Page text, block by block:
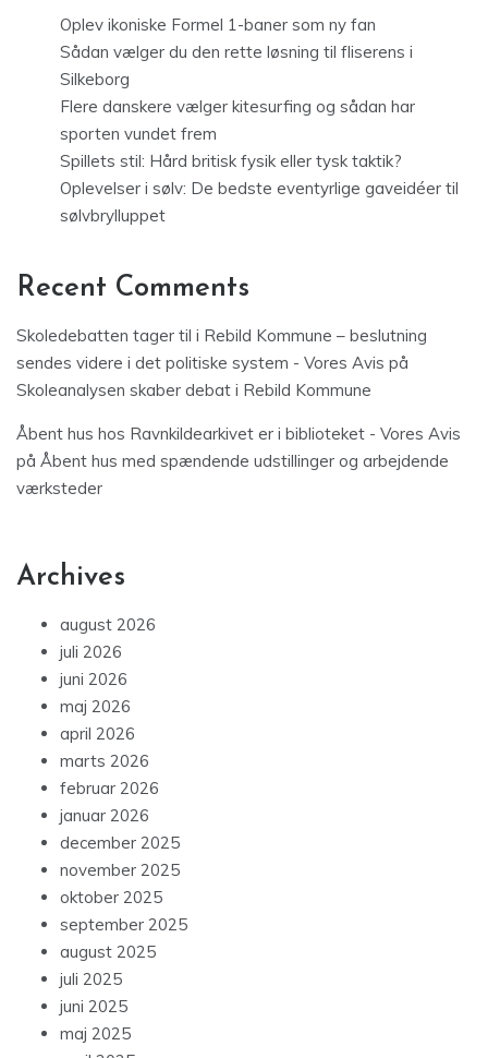
Oplev ikoniske Formel 1-baner som ny fan
Sådan vælger du den rette løsning til fliserens i
Silkeborg
Flere danskere vælger kitesurfing og sådan har
sporten vundet frem
Spillets stil: Hård britisk fysik eller tysk taktik?
Oplevelser i sølv: De bedste eventyrlige gaveidéer til
sølvbrylluppet
Recent Comments
Skoledebatten tager til i Rebild Kommune – beslutning
sendes videre i det politiske system - Vores Avis på
Skoleanalysen skaber debat i Rebild Kommune
Åbent hus hos Ravnkildearkivet er i biblioteket - Vores Avis
på Åbent hus med spændende udstillinger og arbejdende
værksteder
Archives
august 2026
juli 2026
juni 2026
maj 2026
april 2026
marts 2026
februar 2026
januar 2026
december 2025
november 2025
oktober 2025
september 2025
august 2025
juli 2025
juni 2025
maj 2025